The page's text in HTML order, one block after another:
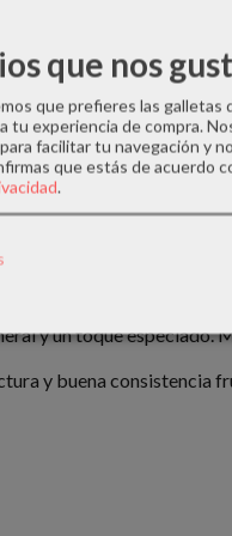
Yanes. Don Francisco,
dilatada experiencia en
llenos de la
y un toque especiado.
y buena consistencia
que nos
que prefieres las
tu experiencia de compra.
facilitar tu navegación y
que estás de acuerdo
.